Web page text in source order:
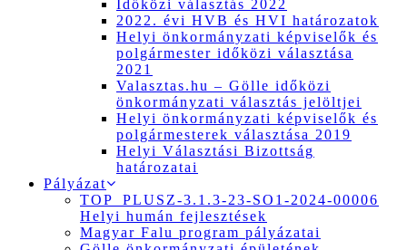
Időközi választás 2022
2022. évi HVB és HVI határozatok
Helyi önkormányzati képviselők és
polgármester időközi választása
2021
Valasztas.hu – Gölle időközi
önkormányzati választás jelöltjei
Helyi önkormányzati képviselők és
polgármesterek választása 2019
Helyi Választási Bizottság
határozatai
Pályázat
TOP_PLUSZ-3.1.3-23-SO1-2024-00006
Helyi humán fejlesztések
Magyar Falu program pályázatai